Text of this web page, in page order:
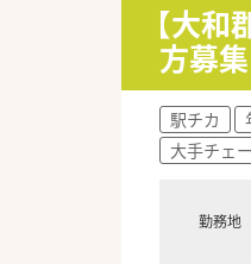
【大
方募
駅チカ
大手チェ
勤務地